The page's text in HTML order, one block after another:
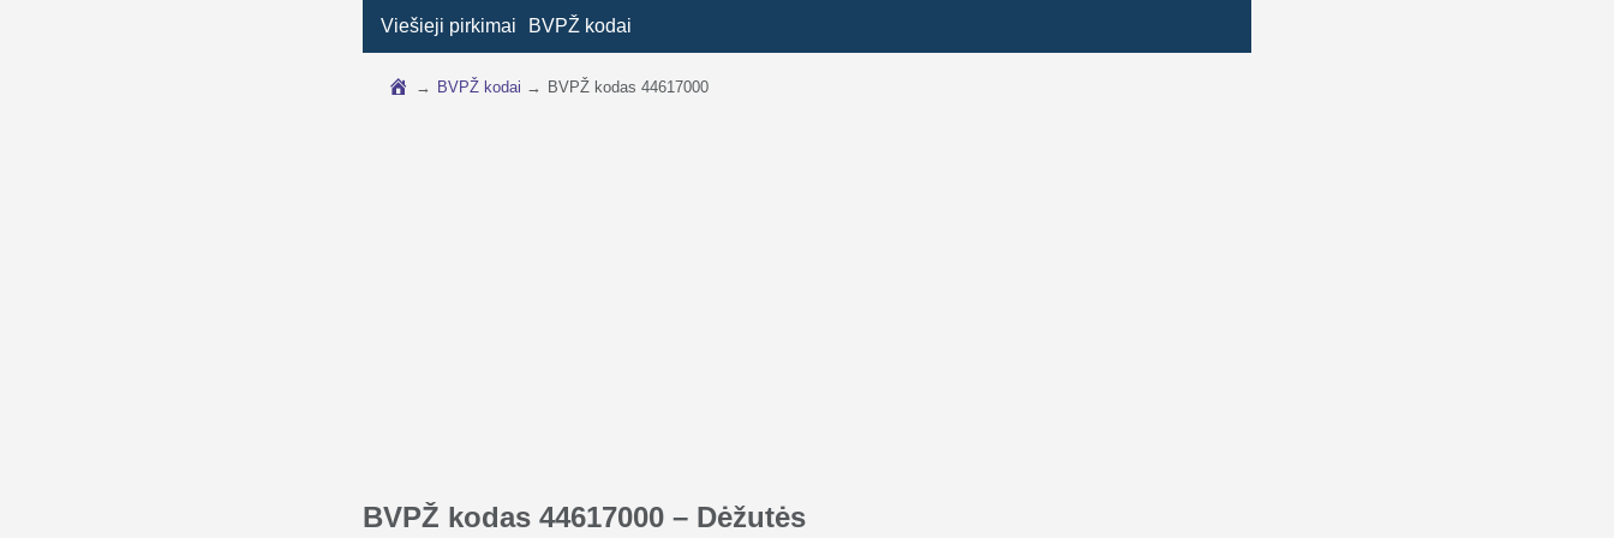
Viešieji pirkimai BVPŽ kodai
→ BVPŽ kodai → BVPŽ kodas 44617000
BVPŽ kodas 44617000 – Dėžutės